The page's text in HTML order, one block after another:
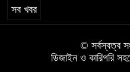
সব খবর
© সর্বস্বত্ব
ডিজাইন ও কারিগরি